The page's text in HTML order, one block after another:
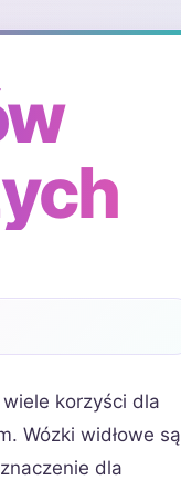
korzyści dla
Wózki widłowe są
dla